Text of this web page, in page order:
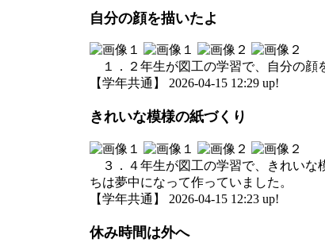
自分の顔を描いたよ
１．２年生が図工の学習で、自分の顔
【学年共通】 2026-04-15 12:29 up!
きれいな模様の紙づくり
３．４年生が図工の学習で、きれいな
ちは夢中になって作っていました。
【学年共通】 2026-04-15 12:23 up!
休み時間は外へ